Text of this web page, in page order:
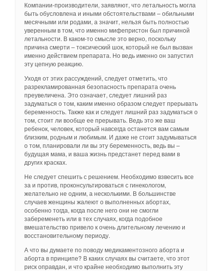
Компании-производители, заявляют, что летальность могла
быть обусловлена и иными обстоятельствами – обильными
месячными или родами, а значит, нельзя быть полностью
уверенным в том, что именно мифепристон был причиной
летальности. В каком-то смысле это верно, поскольку
причина смерти – токсический шок, который не был вызван
именно действием препарата. Но ведь именно он запустил
эту цепную реакцию.
Уходя от этих рассуждений, следует отметить, что
разрекламированная безопасность препарата очень
преувеличена. Это означает, следует лишний раз
задуматься о том, каким именно образом следует прерывать
беременность. Также как и следует лишний раз задуматься о
том, стоит ли вообще ее прерывать. Ведь это же ваш
ребенок, человек, который навсегда останется вам самым
близким, родным и любимым. И даже не стоит задумываться
о том, планировали ли вы эту беременность, ведь вы –
будущая мама, и ваша жизнь предстанет перед вами в
других красках.
Не следует спешить с решением. Необходимо взвесить все
за и против, проконсультироваться с гинекологом,
желательно не одним, а несколькими. В большинстве
случаев женщины жалеют о выполненных абортах,
особенно тогда, когда после него они не смогли
забеременеть или в тех случаях, когда подобное
вмешательство привело к очень длительному лечению и
восстановительному периоду.
А что вы думаете по поводу медикаментозного аборта и
аборта в принципе? В каких случаях вы считаете, что этот
риск оправдан, и что крайне необходимо выполнить эту